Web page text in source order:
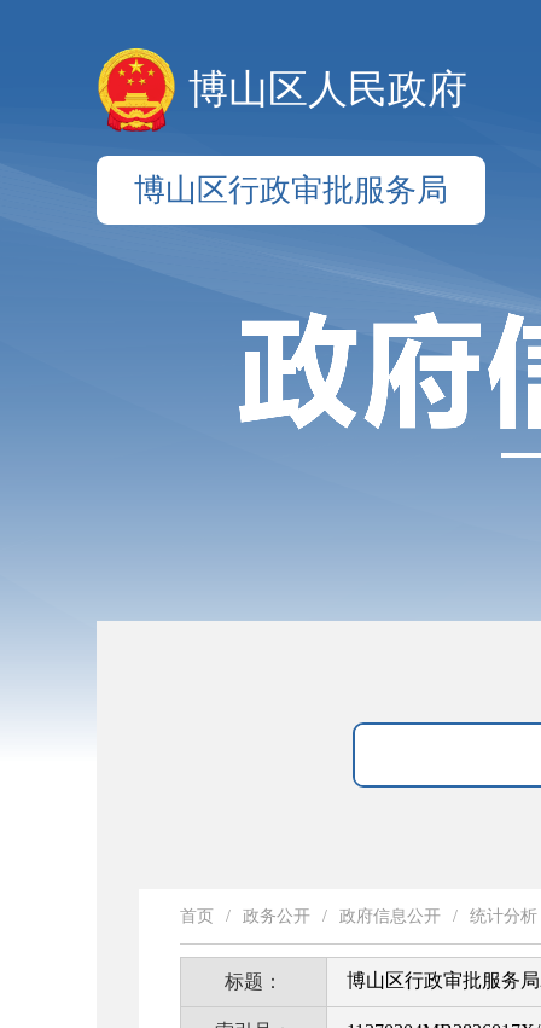
博山区人民政府
博山区行政审批服务局
首页 / 政务公开 / 政府信息公开 / 统计分析
标题： 博山区行政审批服务